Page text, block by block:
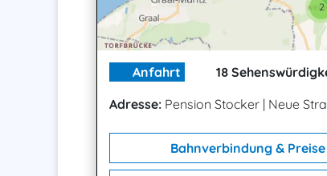
2
Anfahrt
18
Adresse: Pension Stocker | Neue
Bahnverbindung & Preise